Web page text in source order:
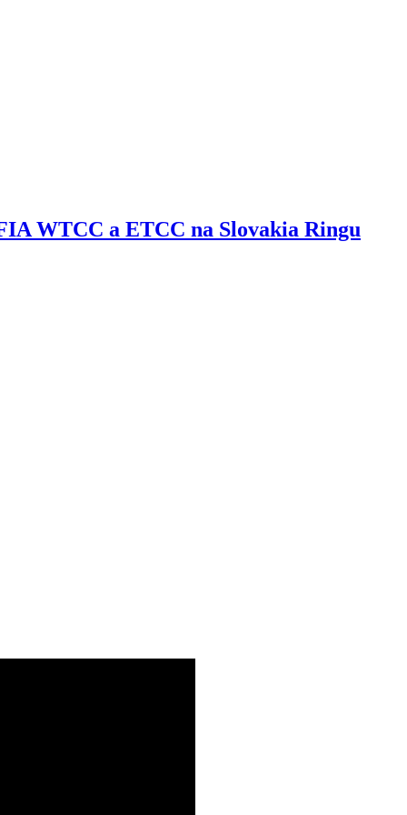
WTCC a ETCC na Slovakia Ringu